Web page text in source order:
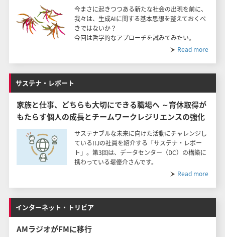
今まさに起きつつある新たな社会の出現を前に、
我々は、生成AIに関する基本思想を整えておくべ
きではないか？
今回は哲学的なアプローチを試みてみたい。
Read more
サステナ・レポート
家族と仕事、どちらも大切にできる職場へ ～育休取得が
もたらす個人の成長とチームワークレジリエンスの強化
サステナブルな未来に向けた活動にチャレンジし
ているIIJの社員を紹介する「サステナ・レポー
ト」。第3回は、データセンター（DC）の構築に
携わっている堤優介さんです。
Read more
インターネット・トリビア
AMラジオがFMに移行